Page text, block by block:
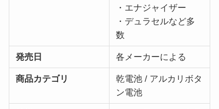
・エナジャイザー
・デュラセルなど多
数
発売日 各メーカーによる
商品カテゴリ
乾電池 / アルカリボタ
ン電池